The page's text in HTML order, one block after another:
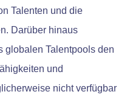
Talenten und die
Darüber hinaus
globalen Talentpools den
und
nicht verfügbar